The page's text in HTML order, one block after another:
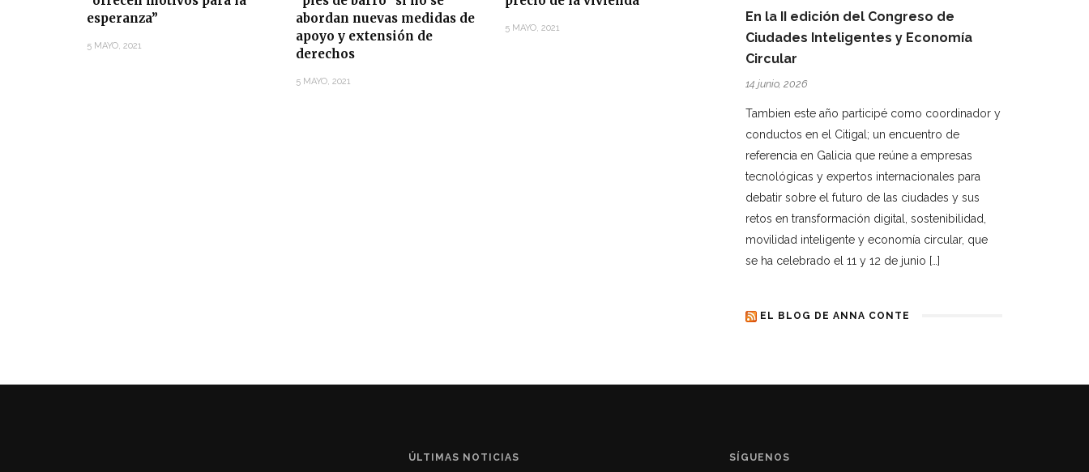
esperanza”
5 MAYO, 2021
abordan nuevas medidas de
apoyo y extensión de
derechos
5 MAYO, 2021
5 MAYO, 2021
En la II edición del Congreso de
Ciudades Inteligentes y Economía
Circular
14 junio, 2026
Tambien este año participé como coordinador y
conductos en el Citigal; un encuentro de
referencia en Galicia que reúne a empresas
tecnológicas y expertos internacionales para
debatir sobre el futuro de las ciudades y sus
retos en transformación digital, sostenibilidad,
movilidad inteligente y economía circular, que
se ha celebrado el 11 y 12 de junio […]
EL BLOG DE ANNA CONTE
ÚLTIMAS NOTICIAS SÍGUENOS